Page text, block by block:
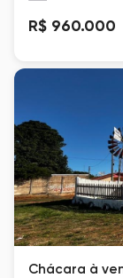
R$ 960.000
Chácara à